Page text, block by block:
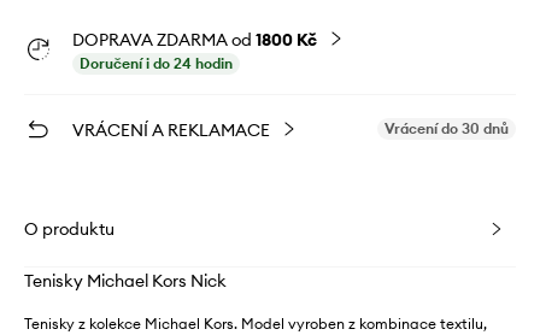
DOPRAVA ZDARMA od 1800 Kč
Doručení i do 24 hodin
VRÁCENÍ A REKLAMACE Vrácení do 30 dnů
O produktu
Tenisky Michael Kors Nick
Tenisky z kolekce Michael Kors. Model vyroben z kombinace textilu,